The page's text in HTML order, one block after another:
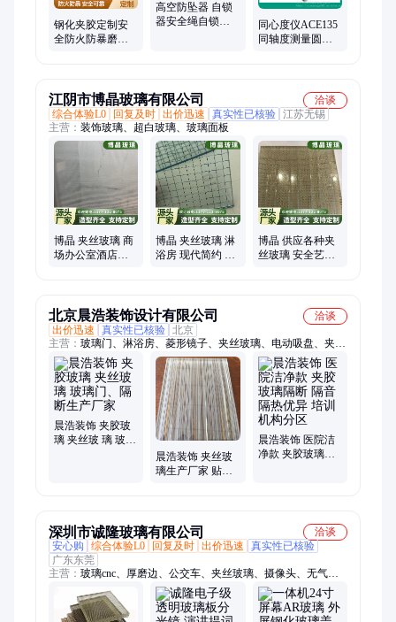
钢化夹胶定制安
全防火防暴磨砂
高空防坠器 自锁
器安全绳自锁卡
同心度仪ACE135
同轴度测量圆跳
江阴市博晶玻璃有限公司
洽谈
综合体验L0
回复及时 出价迅速 真实性已核验 江苏无锡
主营： 装饰玻璃、超白玻璃、玻璃面板
博晶 夹丝玻璃 商
场办公室酒店高
博晶 夹丝玻璃 淋
浴房 现代简约 隔
博晶 供应各种夹
丝玻璃 安全艺术
北京晨浩装饰设计有限公司
洽谈
出价迅速
真实性已核验 北京
主营： 玻璃门、淋浴房、菱形镜子、夹丝玻璃、电动吸盘、夹胶
玻璃、镜子实力、防水镜子、热弯玻璃、防弹玻璃、玻璃隔断、
出租吸盘、玻璃实力、玻璃感应门、玻璃栈道安装
晨浩装饰 夹胶玻
璃 夹丝玻 璃 玻璃
晨浩装饰 夹丝玻
璃生产厂家 贴心
晨浩装饰 医院洁
净款 夹胶玻璃隔
深圳市诚隆玻璃有限公司
洽谈
安心购
综合体验L0 回复及时 出价迅速
真实性已核验
广东东莞
主营： 玻璃cnc、厚磨边、公交车、夹丝玻璃、摄像头、无气
泡、仪表盘、触摸屏、液晶屏、小长条、一条龙、水切割、水晶
黄、提词器、ppg超白、电容屏、广告机、广告牌、显示器、洗